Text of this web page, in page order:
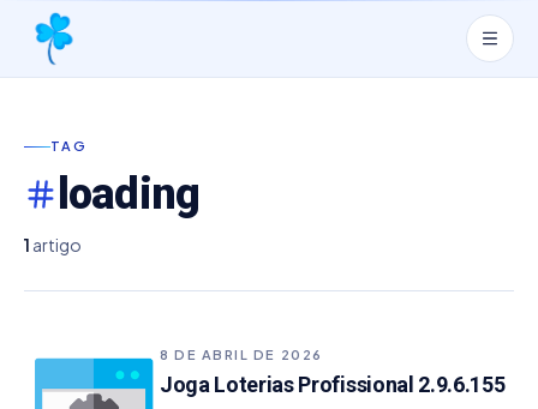
TAG
loading
1 artigo
8 DE ABRIL DE 2026
Joga Loterias Profissional 2.9.6.155